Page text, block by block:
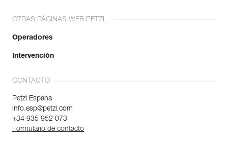
OTRAS PÁGINAS WEB PETZL
Operadores
Intervención
CONTACTO
Petzl Espana
info.esp@petzl.com
+34 935 952 073
Formulario de contacto